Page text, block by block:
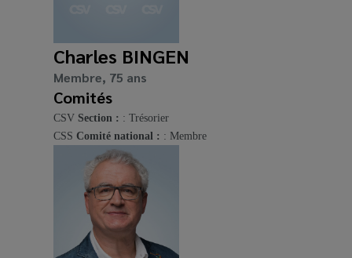
Charles BINGEN
Membre, 75 ans
Comités
CSV Section : : Trésorier
CSS Comité national : : Membre